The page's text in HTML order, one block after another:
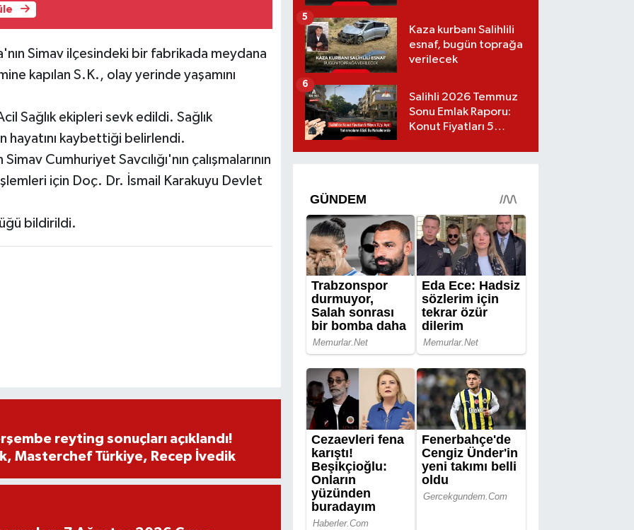
Simav ilçesindeki bir fabrikada meydana
kapılan S.K., olay yerinde yaşamını
Sağlık ekipleri sevk edildi. Sağlık
hayatını kaybettiği belirlendi.
Cumhuriyet Savcılığı'nın çalışmalarının
için Doç. Dr. İsmail Karakuyu Devlet
bildirildi.
reyting sonuçları açıklandı!
Masterchef Türkiye, Recep İvedik
Kaza kurbanı Salihlili
esnaf, bugün toprağa
verilecek
5
Salihli 2026 Temmuz
Sonu Emlak Raporu:
Konut Fiyatları 5
6